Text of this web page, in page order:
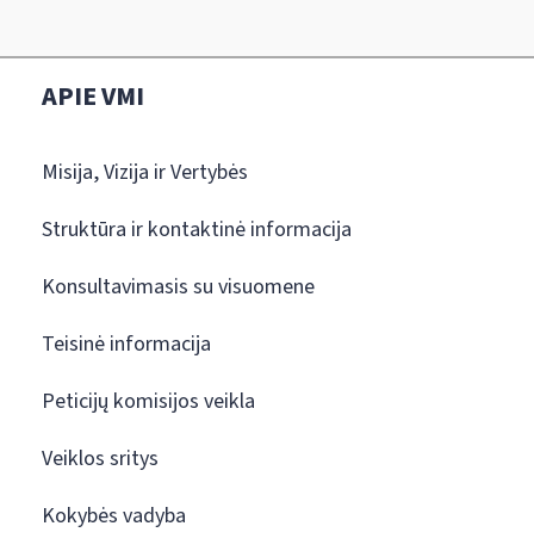
APIE VMI
Misija, Vizija ir Vertybės
Struktūra ir kontaktinė informacija
Konsultavimasis su visuomene
Teisinė informacija
Peticijų komisijos veikla
Veiklos sritys
Kokybės vadyba